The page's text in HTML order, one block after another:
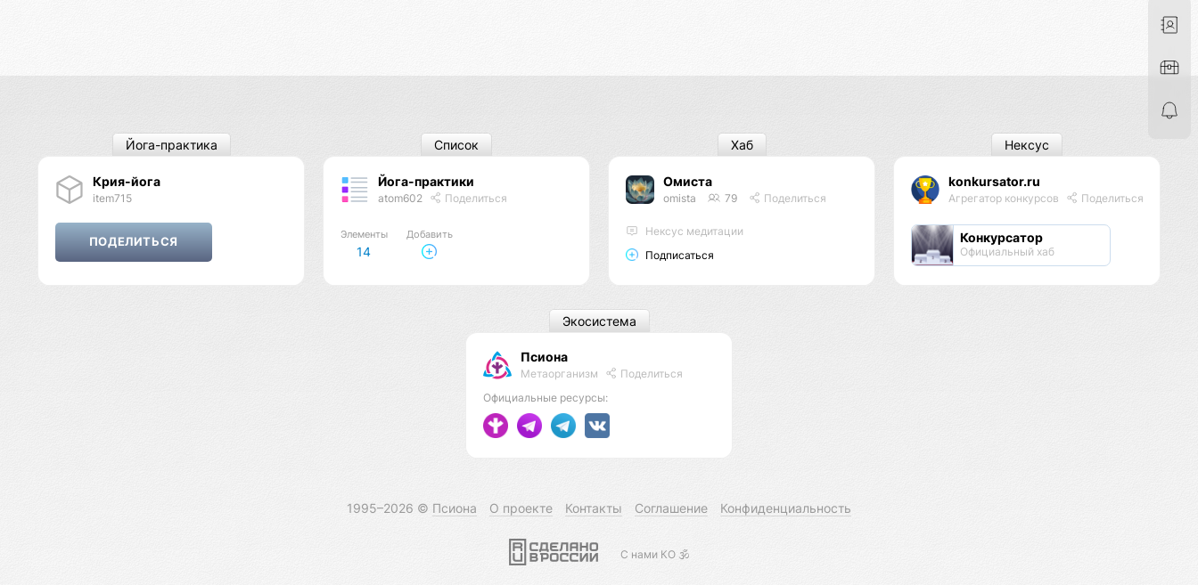
Крия-йога
item715
Йога-практика
Йога-практики
atom602 Поделиться
Элементы
14
Добавить
Список
Омиста
omista 79 Поделиться
Нексус медитации
Подписаться
Хаб
konkursator.ru
Агрегатор конкурсов Поделиться
Конкурсатор
Официальный хаб
Нексус
Псиона
Метаорганизм
Поделиться
Официальные ресурсы:
Экосистема
1995–2026 © Псиона О проекте Контакты Соглашение Конфиденциальность
С нами КО 🕉️